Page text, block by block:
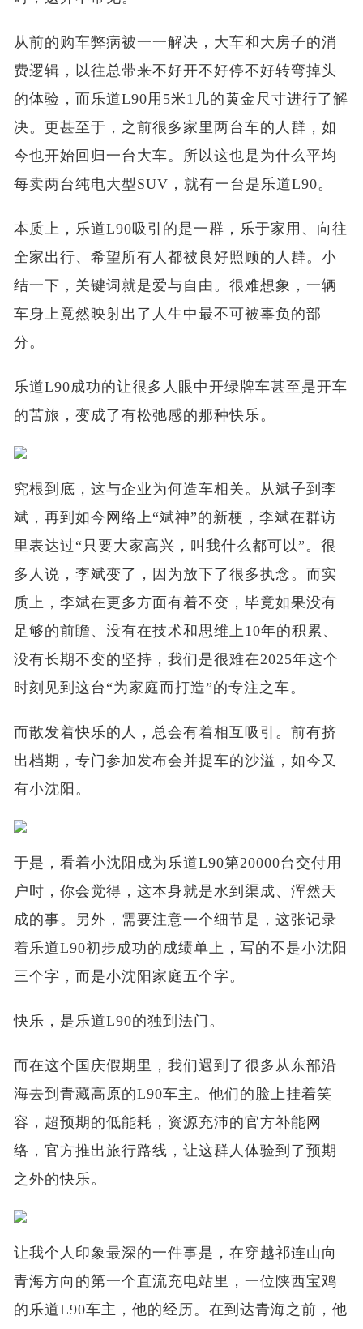
从前的购车弊病被一一解决，大车和大房子的消
费逻辑，以往总带来不好开不好停不好转弯掉头
的体验，而乐道L90用5米1几的黄金尺寸进行了解
决。更甚至于，之前很多家里两台车的人群，如
今也开始回归一台大车。所以这也是为什么平均
每卖两台纯电大型SUV，就有一台是乐道L90。
本质上，乐道L90吸引的是一群，乐于家用、向往
全家出行、希望所有人都被良好照顾的人群。小
结一下，关键词就是爱与自由。很难想象，一辆
车身上竟然映射出了人生中最不可被辜负的部
分。
乐道L90成功的让很多人眼中开绿牌车甚至是开车
的苦旅，变成了有松弛感的那种快乐。
究根到底，这与企业为何造车相关。从斌子到李
斌，再到如今网络上“斌神”的新梗，李斌在群访
里表达过“只要大家高兴，叫我什么都可以”。很
多人说，李斌变了，因为放下了很多执念。而实
质上，李斌在更多方面有着不变，毕竟如果没有
足够的前瞻、没有在技术和思维上10年的积累、
没有长期不变的坚持，我们是很难在2025年这个
时刻见到这台“为家庭而打造”的专注之车。
而散发着快乐的人，总会有着相互吸引。前有挤
出档期，专门参加发布会并提车的沙溢，如今又
有小沈阳。
于是，看着小沈阳成为乐道L90第20000台交付用
户时，你会觉得，这本身就是水到渠成、浑然天
成的事。另外，需要注意一个细节是，这张记录
着乐道L90初步成功的成绩单上，写的不是小沈阳
三个字，而是小沈阳家庭五个字。
快乐，是乐道L90的独到法门。
而在这个国庆假期里，我们遇到了很多从东部沿
海去到青藏高原的L90车主。他们的脸上挂着笑
容，超预期的低能耗，资源充沛的官方补能网
络，官方推出旅行路线，让这群人体验到了预期
之外的快乐。
让我个人印象最深的一件事是，在穿越祁连山向
青海方向的第一个直流充电站里，一位陕西宝鸡
的乐道L90车主，他的经历。在到达青海之前，他